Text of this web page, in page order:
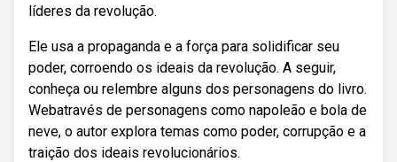
líderes da revolução.
Ele usa a propaganda e a força para solidificar seu
poder, corroendo os ideais da revolução. A seguir,
conheça ou relembre alguns dos personagens do livro.
Webatravés de personagens como napoleão e bola de
neve, o autor explora temas como poder, corrupção e a
traição dos ideais revolucionários.